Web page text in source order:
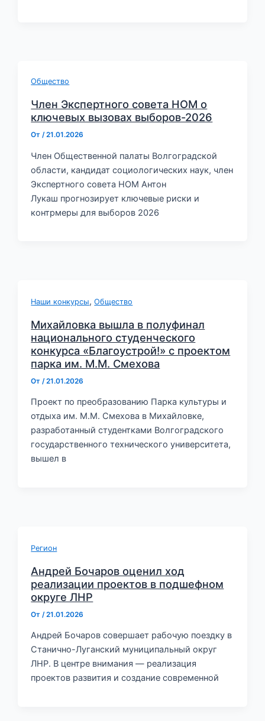
Общество
Член Экспертного совета НОМ о
ключевых вызовах выборов-2026
От/21.01.2026
Член Общественной палаты Волгоградской
области, кандидат социологических наук, член
Экспертного совета НОМ Антон
Лукаш прогнозирует ключевые риски и
контрмеры для выборов 2026
Наши конкурсы,Общество
Михайловка вышла в полуфинал
национального студенческого
конкурса «Благоустрой!» с проектом
парка им. М.М. Смехова
От/21.01.2026
Проект по преобразованию Парка культуры и
отдыха им. М.М. Смехова в Михайловке,
разработанный студентками Волгоградского
государственного технического университета,
вышел в
Регион
Андрей Бочаров оценил ход
реализации проектов в подшефном
округе ЛНР
От /21.01.2026
Андрей Бочаров совершает рабочую поездку в
Станично-Луганский муниципальный округ
ЛНР. В центре внимания — реализация
проектов развития и создание современной